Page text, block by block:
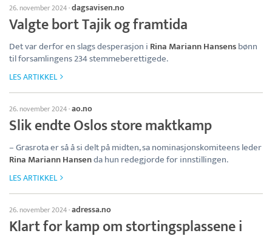
26. november 2024·dagsavisen.no
Valgte bort Tajik og framtida
Det var derfor en slags desperasjon i Rina Mariann Hansensbønn
til forsamlingens 234 stemmeberettigede.
LES ARTIKKEL
26. november 2024·ao.no
Slik endte Oslos store maktkamp
– Grasrota er så å si delt på midten, sa nominasjonskomiteens leder
Rina Mariann Hansenda hun redegjorde for innstillingen.
LES ARTIKKEL
26. november 2024·adressa.no
Klart for kamp om stortingsplassene i